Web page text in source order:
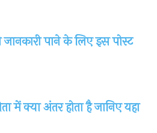
पाने के लिए इस पोस्ट
में क्या अंतर होता है जानिए यहा